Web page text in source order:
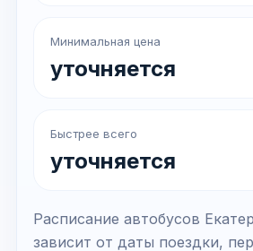
Минимальная цена
уточняется
Быстрее всего
уточняется
Расписание автобусов
зависит от даты поездки,